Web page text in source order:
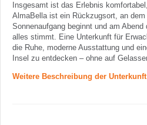
Insgesamt ist das Erlebnis
AlmaBella ist ein Rückzugsort, an
Sonnenaufgang beginnt und am
alles stimmt. Eine Unterkunft für
die Ruhe, moderne Ausstattung und
Insel zu entdecken – ohne auf
Weitere Beschreibung der